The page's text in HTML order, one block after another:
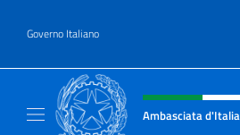
Governo Italiano
Intestazione sito,
Ambasciata